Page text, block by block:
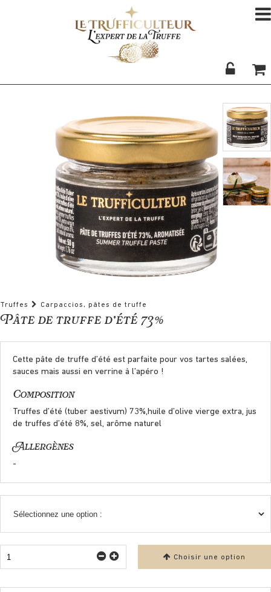
Truffes Carpaccios, pâtes de truffe
Pâte de truffe d’été 73%
Cette pâte de truffe d’été est parfaite pour vos tartes salées,
sauces mais aussi en verrine à l’apéro !
Composition
Truffes d’été (tuber aestivum) 73%,huile d’olive vierge extra, jus
de truffes d’été 8%, sel, arôme naturel
Allergènes
-
Choisir une option